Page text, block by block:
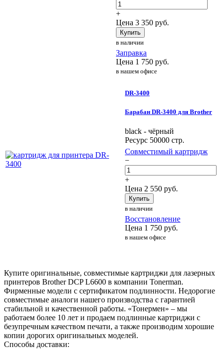
+
Цена 3 350 руб.
Купить
в наличии
Заправка
Цена 1 750 руб.
в нашем офисе
DR-3400
Барабан DR-3400 для Brother
black - чёрный
Ресурс 50000 стр.
Совместимый картридж
−
+
Цена 2 550 руб.
Купить
в наличии
Восстановление
Цена 1 750 руб.
в нашем офисе
Купите оригинальные, совместимые картриджи для лазерных
принтеров Brother DCP L6600 в компании Tonerman.
Фирменные модели с сертификатом подлинности. Недорогие
совместимые аналоги нашего производства с гарантией
стабильной и качественной работы. «Тонермен» – мы
работаем более 10 лет и продаем подлинные картриджи с
безупречным качеством печати, а также производим хорошие
копии дорогих оригинальных моделей.
Способы доставки: